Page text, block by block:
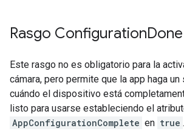
Rasgo ConfigurationDone
Este rasgo no es obligatorio para la
cámara, pero permite que la app haga
cuándo el dispositivo está
listo para usarse estableciendo el
AppConfigurationComplete en true